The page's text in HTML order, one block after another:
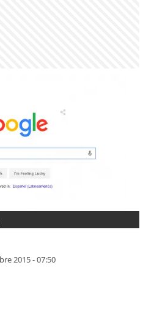
2015 - 07:50